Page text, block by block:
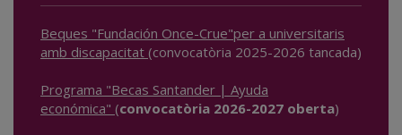
Beques "Fundación Once-Crue"per a universitaris
amb discapacitat (convocatòria 2025-2026 tancada)
Programa "Becas Santander | Ayuda
económica" (convocatòria 2026-2027 oberta)